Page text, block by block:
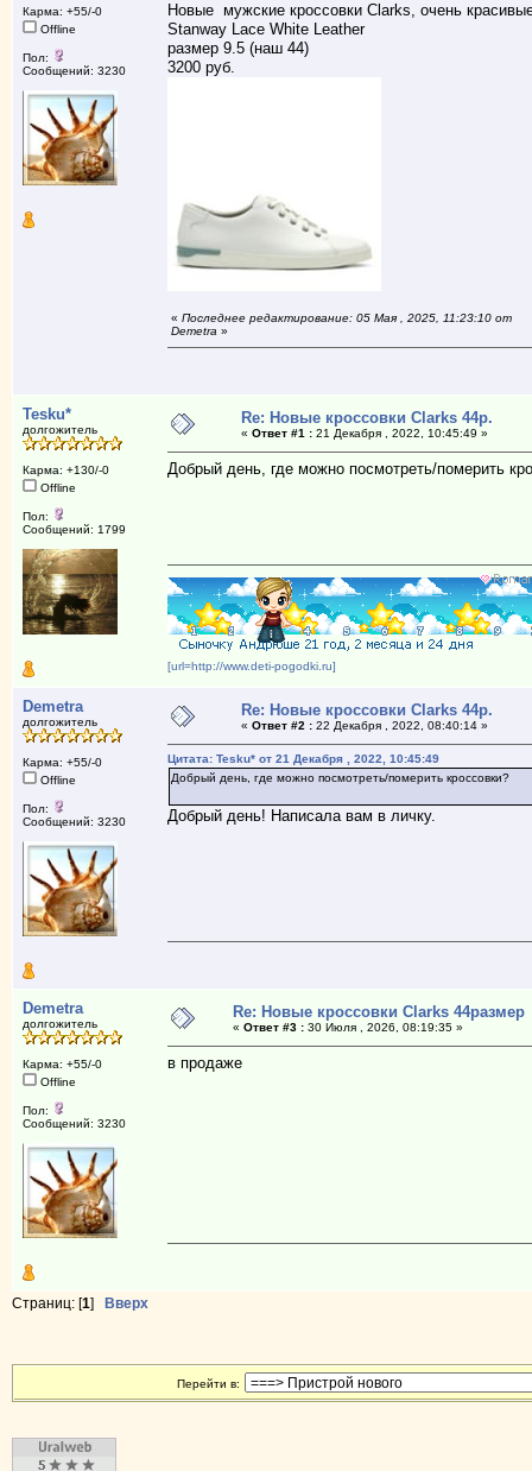
Карма: +55/-0
Offline
Пол:
Сообщений: 3230
Новые мужские кроссовки Clarks, очень
Stanway Lace White Leather
размер 9.5 (наш 44)
3200 руб.
« Последнее редактирование: 05 Мая , 2025, 11:23:10 от
Demetra »
Tesku*
долгожитель
Карма: +130/-0
Offline
Пол:
Сообщений: 1799
Re: Новые кроссовки Clarks 44р.
« Ответ #1 :21 Декабря , 2022, 10:45:49 »
Добрый день, где можно посмотреть/померить
[url=http://www.deti-pogodki.ru]
Demetra
долгожитель
Карма: +55/-0
Offline
Пол:
Сообщений: 3230
Re: Новые кроссовки Clarks 44р.
« Ответ #2 :22 Декабря , 2022, 08:40:14 »
Цитата: Tesku* от 21 Декабря , 2022, 10:45:49
Добрый день, где можно посмотреть/померить кроссовки?
Добрый день! Написала вам в личку.
Demetra
долгожитель
Карма: +55/-0
Offline
Пол:
Сообщений: 3230
Re: Новые кроссовки Clarks 44размер
« Ответ #3 :30 Июля , 2026, 08:19:35 »
в продаже
Страниц: [1] Вверх
Перейти в: